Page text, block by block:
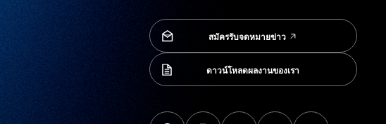
สมัครรับจดหมายข่าว
สมัครรับจดหมายข่าว
ดาวน์โหลดผลงานของเรา
ดาวน์โหลดผลงานของเรา
FaceBook instagram X note behance